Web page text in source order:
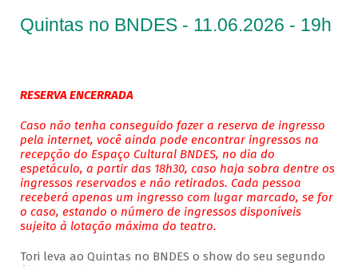
Quintas no BNDES - 11.06.2026 - 19h
RESERVA ENCERRADA
Caso não tenha conseguido fazer a reserva de ingresso
pela internet, você ainda pode encontrar ingressos na
recepção do Espaço Cultural BNDES, no dia do
espetáculo, a partir das 18h30, caso haja sobra dentre os
ingressos reservados e não retirados. Cada pessoa
receberá apenas um ingresso com lugar marcado, se for
o caso, estando o número de ingressos disponíveis
sujeito à lotação máxima do teatro.
Tori leva ao Quintas no BNDES o show do seu segundo